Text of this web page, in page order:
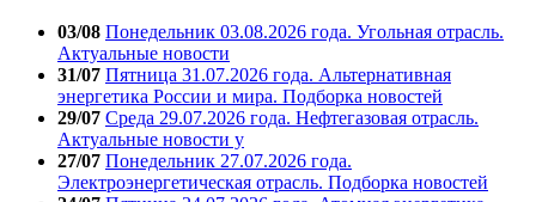
03/08 Понедельник 03.08.2026 года. Угольная отрасль.
Актуальные новости
31/07 Пятница 31.07.2026 года. Альтернативная
энергетика России и мира. Подборка новостей
29/07 Среда 29.07.2026 года. Нефтегазовая отрасль.
Актуальные новости у
27/07 Понедельник 27.07.2026 года.
Электроэнергетическая отрасль. Подборка новостей